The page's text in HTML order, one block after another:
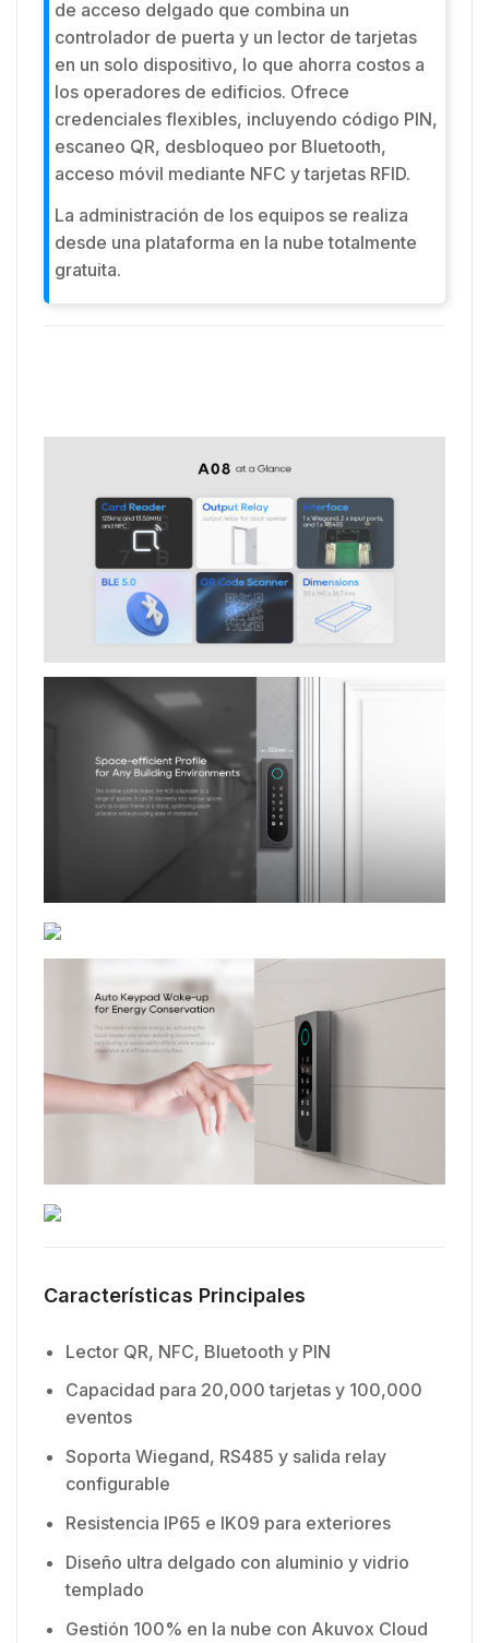
de acceso delgado que combina un
controlador de puerta y un lector de tarjetas
en un solo dispositivo, lo que ahorra costos a
los operadores de edificios. Ofrece
credenciales flexibles, incluyendo código PIN,
escaneo QR, desbloqueo por Bluetooth,
acceso móvil mediante NFC y tarjetas RFID.
La administración de los equipos se realiza
desde una plataforma en la nube totalmente
gratuita.
Características Principales
Lector QR, NFC, Bluetooth y PIN
Capacidad para 20,000 tarjetas y 100,000
eventos
Soporta Wiegand, RS485 y salida relay
configurable
Resistencia IP65 e IK09 para exteriores
Diseño ultra delgado con aluminio y vidrio
templado
Gestión 100% en la nube con Akuvox Cloud